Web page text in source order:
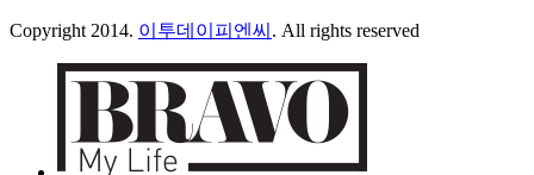
Copyright 2014. 이투데이피엔씨 . All rights reserved